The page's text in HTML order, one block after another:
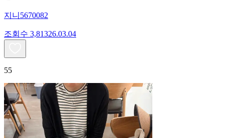
지니5670082
조회수 3,81326.03.04
55